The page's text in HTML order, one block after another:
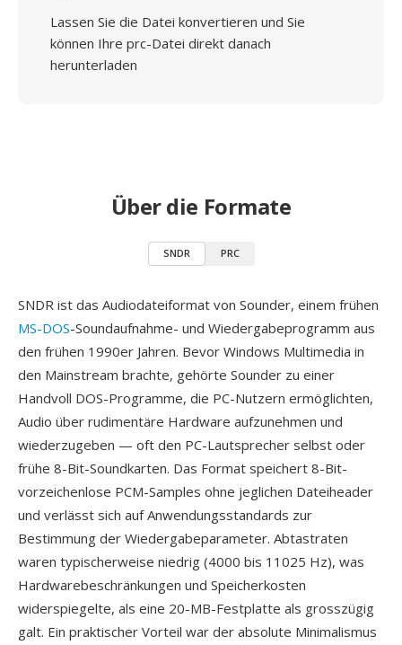
Lassen Sie die Datei konvertieren und Sie
können Ihre prc-Datei direkt danach
herunterladen
Über die Formate
SNDR PRC
SNDR ist das Audiodateiformat von Sounder, einem frühen
MS-DOS-Soundaufnahme- und Wiedergabeprogramm aus
den frühen 1990er Jahren. Bevor Windows Multimedia in
den Mainstream brachte, gehörte Sounder zu einer
Handvoll DOS-Programme, die PC-Nutzern ermöglichten,
Audio über rudimentäre Hardware aufzunehmen und
wiederzugeben — oft den PC-Lautsprecher selbst oder
frühe 8-Bit-Soundkarten. Das Format speichert 8-Bit-
vorzeichenlose PCM-Samples ohne jeglichen Dateiheader
und verlässt sich auf Anwendungsstandards zur
Bestimmung der Wiedergabeparameter. Abtastraten
waren typischerweise niedrig (4000 bis 11025 Hz), was
Hardwarebeschränkungen und Speicherkosten
widerspiegelte, als eine 20-MB-Festplatte als grosszügig
galt. Ein praktischer Vorteil war der absolute Minimalismus